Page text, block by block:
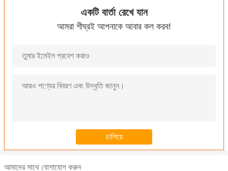
একটি বার্তা রেখে যান
আমরা শীঘ্রই আপনাকে আবার কল করব!
আমাদের সাথে যোগাযোগ করুন